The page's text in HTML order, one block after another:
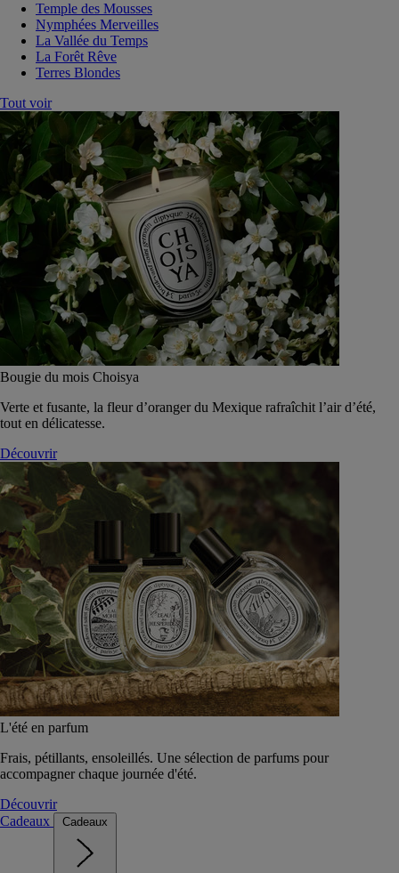
Temple des Mousses
Nymphées Merveilles
La Vallée du Temps
La Forêt Rêve
Terres Blondes
Tout voir
Bougie du mois Choisya
Verte et fusante, la fleur d’oranger du Mexique rafraîchit l’air d’été,
tout en délicatesse.
Découvrir
L'été en parfum
Frais, pétillants, ensoleillés. Une sélection de parfums pour
accompagner chaque journée d'été.
Découvrir
Cadeaux
Cadeaux